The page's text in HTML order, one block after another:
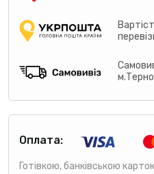
Оплата:
Готівкою, банківською